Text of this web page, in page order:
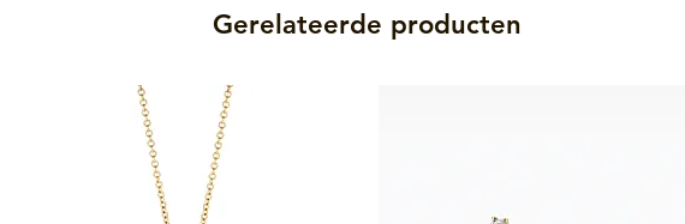
Gerelateerde producten